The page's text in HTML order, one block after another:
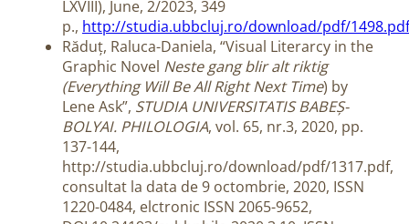
LXVIII), June, 2/2023, 349
p., http://studia.ubbcluj.ro/download/pdf/1498.pdf
Răduț, Raluca-Daniela, “Visual Literarcy in the
Graphic Novel Neste gang blir alt riktig
(Everything Will Be All Right Next Time) by
Lene Ask”, STUDIA UNIVERSITATIS BABEȘ-
BOLYAI. PHILOLOGIA, vol. 65, nr.3, 2020, pp.
137-144,
http://studia.ubbcluj.ro/download/pdf/1317.pdf,
consultat la data de 9 octombrie, 2020, ISSN
1220-0484, elctronic ISSN 2065-9652,